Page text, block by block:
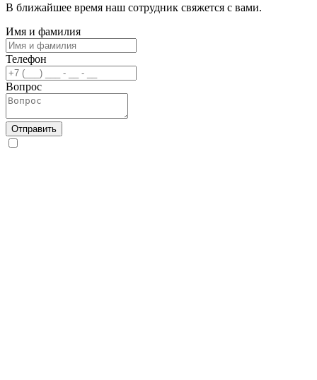
В ближайшее время наш сотрудник свяжется с вами.
Имя и фамилия
Телефон
Вопрос
Отправить